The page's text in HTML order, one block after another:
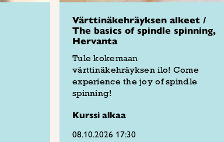
Värttinäkehräyksen alkeet /
The basics of spindle spinning,
Hervanta
Tule kokemaan
värttinäkehräyksen ilo! Come
experience the joy of spindle
spinning!
Kurssi alkaa
08.10.2026 17:30